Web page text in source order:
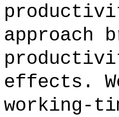
approach
effects.
working-